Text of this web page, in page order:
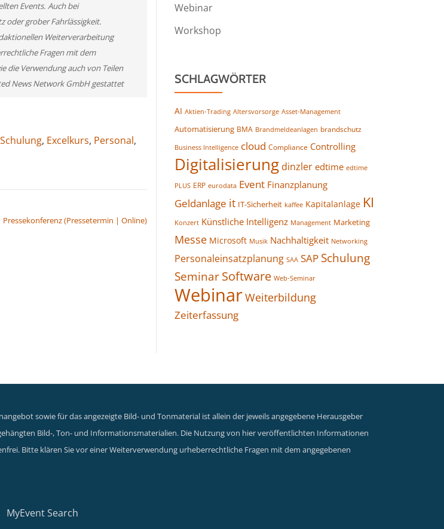
Events. Auch bei
oder grober Fahrlässigkeit.
Weiterverarbeitung
Fragen mit dem
die Verwendung auch von Teilen
News Network GmbH gestattet
, Excelkurs, Personal,
Pressekonferenz (Pressetermin | Online)
Webinar
Workshop
SCHLAGWÖRTER
AI Aktien-Trading Altersvorsorge Asset-Management
Automatisierung BMA Brandmeldeanlagen brandschutz
Business Intelligence cloud Compliance Controlling
Digitalisierungdinzler edtime edtime
PLUS ERP eurodata Event Finanzplanung
Geldanlage it IT-Sicherheit kaffee Kapitalanlage KI
Konzert Künstliche Intelligenz Management Marketing
Messe Microsoft Musik Nachhaltigkeit Networking
Personaleinsatzplanung SAA SAP Schulung
SeminarSoftware Web-Seminar
WebinarWeiterbildung
Zeiterfassung
sowie für das angezeigte Bild- und Tonmaterial ist allein der jeweils angegebene Herausgeber
Bild-, Ton- und Informationsmaterialien. Die Nutzung von hier veröffentlichten Informationen
Bitte klären Sie vor einer Weiterverwendung urheberrechtliche Fragen mit dem angegebenen
MyEvent Search